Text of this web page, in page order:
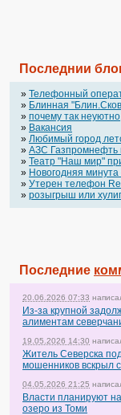
Последнии
» Телефонный
» Блинная
» почему так
» Вакансия
» Любимый город
» АЗС Газпромнефть
» Театр "Наш мир"
» Новогодняя минута
» Утерен телефон
» розыгрыш или
Последние
20.06.2026 07:33
Из-за крупной
алиментам
19.05.2026 14:30
Житель Северска
мошенников вскрыл
04.05.2026 21:25
Власти планируют
озеро из Томи